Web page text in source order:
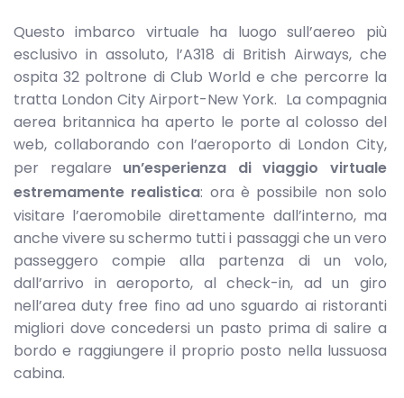
Questo imbarco virtuale ha luogo sull’aereo più
esclusivo in assoluto, l’A318 di British Airways, che
ospita 32 poltrone di Club World e che percorre la
tratta London City Airport-New York. La compagnia
aerea britannica ha aperto le porte al colosso del
web, collaborando con l’aeroporto di London City,
per regalare un’esperienza di viaggio virtuale
estremamente realistica: ora è possibile non solo
visitare l’aeromobile direttamente dall’interno, ma
anche vivere su schermo tutti i passaggi che un vero
passeggero compie alla partenza di un volo,
dall’arrivo in aeroporto, al check-in, ad un giro
nell’area duty free fino ad uno sguardo ai ristoranti
migliori dove concedersi un pasto prima di salire a
bordo e raggiungere il proprio posto nella lussuosa
cabina.